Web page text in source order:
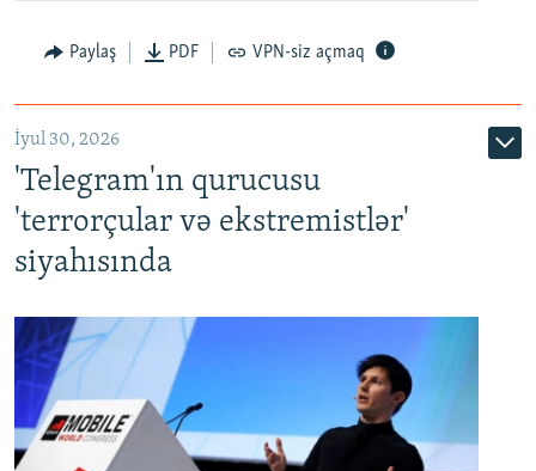
Paylaş PDF VPN-siz açmaq
İyul 30, 2026
'Telegram'ın qurucusu
'terrorçular və ekstremistlər'
siyahısında